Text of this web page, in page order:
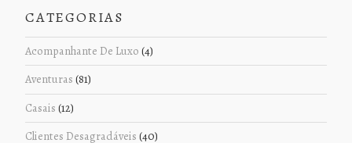
CATEGORIAS
Acompanhante De Luxo (4)
Aventuras (81)
Casais (12)
Clientes Desagradáveis (40)